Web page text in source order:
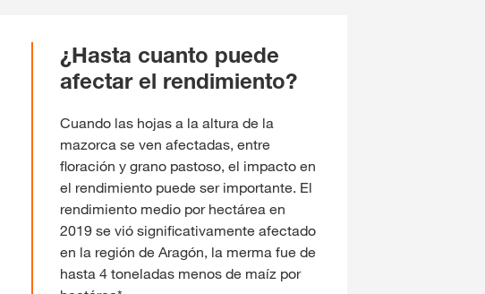
¿Hasta cuanto puede
afectar el rendimiento?
Cuando las hojas a la altura de la
mazorca se ven afectadas, entre
floración y grano pastoso, el impacto en
el rendimiento puede ser importante. El
rendimiento medio por hectárea en
2019 se vió significativamente afectado
en la región de Aragón, la merma fue de
hasta 4 toneladas menos de maíz por